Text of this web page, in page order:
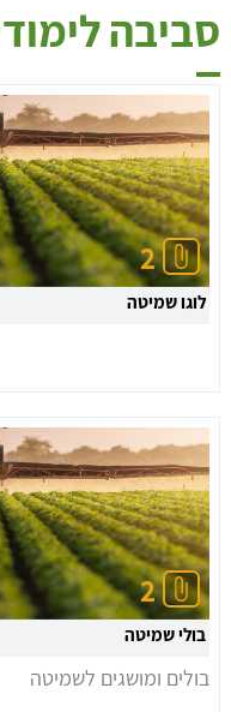
סביבה
2
לוגו שמיטה
2
בולי שמיטה
בולים ומושגים לשמיטה